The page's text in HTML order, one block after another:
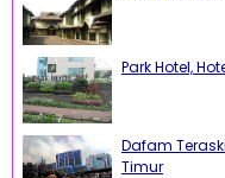
Park Hotel,
Dafam
Timur